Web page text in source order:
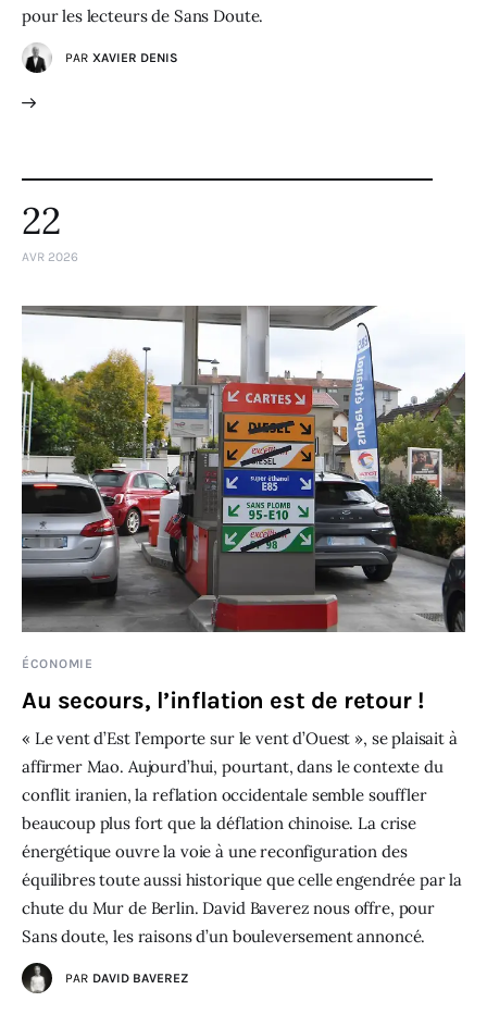
pour les lecteurs de Sans Doute.
PAR XAVIER DENIS
22
AVR 2026
ÉCONOMIE
Au secours, l’inflation est de retour !
« Le vent d’Est l’emporte sur le vent d’Ouest », se plaisait à
affirmer Mao. Aujourd’hui, pourtant, dans le contexte du
conflit iranien, la reflation occidentale semble souffler
beaucoup plus fort que la déflation chinoise. La crise
énergétique ouvre la voie à une reconfiguration des
équilibres toute aussi historique que celle engendrée par la
chute du Mur de Berlin. David Baverez nous offre, pour
Sans doute, les raisons d’un bouleversement annoncé.
PAR DAVID BAVEREZ